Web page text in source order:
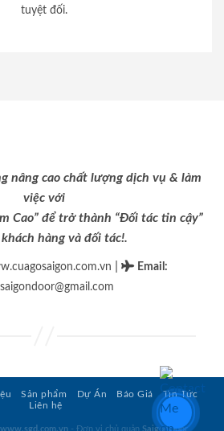
tuyệt đối.
nâng cao chất lượng dịch vụ & làm
việc với
Cao” để trở thành “Đối tác tin cậy”
hàng và đối tác!.
Email :
Sản phẩm Dự Án Báo Giá
Tin Tức
Liên hệ
www.sgd.com.vn - Đơn vị chủ quản SaigonDoor